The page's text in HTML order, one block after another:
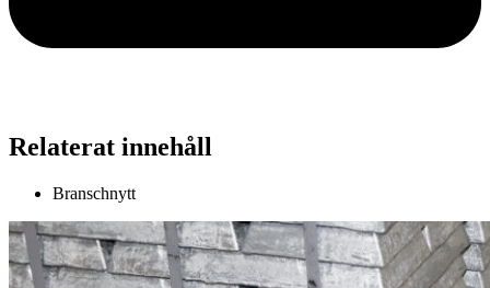
Relaterat innehåll
Branschnytt